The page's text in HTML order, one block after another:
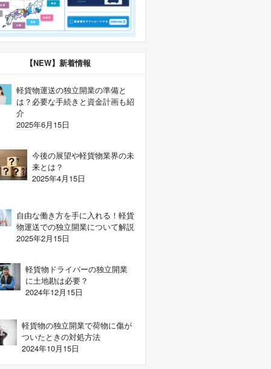
【NEW】新着情報
軽貨物運送の独立開業の準備と
は？必要な手続きと資金計画も紹
介
2025年6月15日
今後の展望や軽貨物業界の未
来とは？
2025年4月15日
自由な働き方を手に入れる！軽貨
物運送での独立開業について解説
2025年2月15日
軽貨物ドライバーの独立開業
に土地勘は必要？
2024年12月15日
軽貨物の独立開業で荷物に傷が
ついたときの対処方法
2024年10月15日